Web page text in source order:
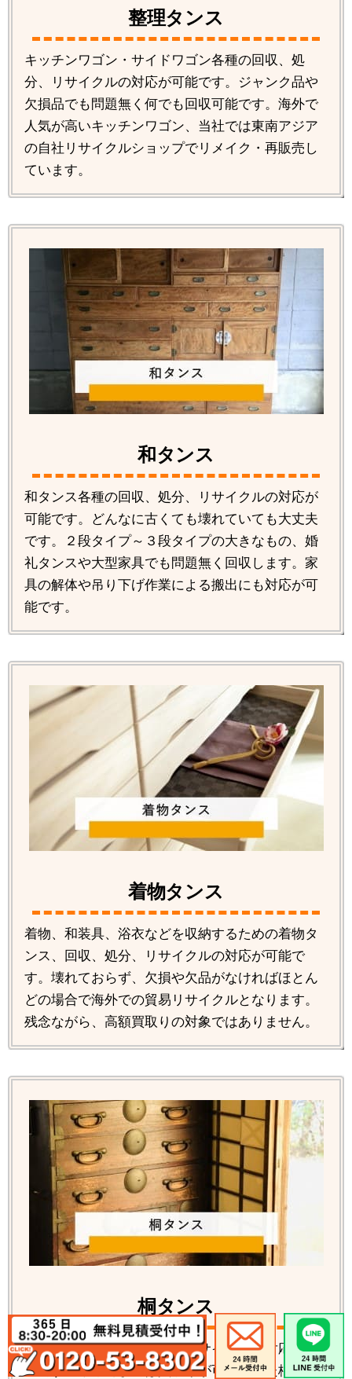
整理タンス
キッチンワゴン・サイドワゴン各種の回収、処
分、リサイクルの対応が可能です。ジャンク品や
欠損品でも問題無く何でも回収可能です。海外で
人気が高いキッチンワゴン、当社では東南アジア
の自社リサイクルショップでリメイク・再販売し
ています。
和タンス
和タンス各種の回収、処分、リサイクルの対応が
可能です。どんなに古くても壊れていても大丈夫
です。２段タイプ～３段タイプの大きなもの、婚
礼タンスや大型家具でも問題無く回収します。家
具の解体や吊り下げ作業による搬出にも対応が可
能です。
着物タンス
着物、和装具、浴衣などを収納するための着物タ
ンス、回収、処分、リサイクルの対応が可能で
す。壊れておらず、欠損や欠品がなければほとん
どの場合で海外での貿易リサイクルとなります。
残念ながら、高額買取りの対象ではありません。
桐タンス
桐タンス各種の回収処分、リサイクルの対応が可
能です。数年前までは買取りが可能だった桐タン